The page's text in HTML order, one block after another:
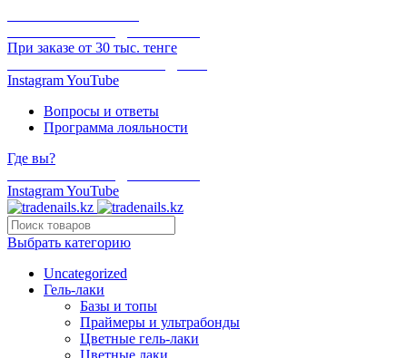
При заказе от 30 тыс. тенге
InstagramYouTube
Вопросы и ответы
Программа лояльности
Где вы?
InstagramYouTube
Выбрать категорию
Uncategorized
Гель-лаки
Базы и топы
Праймеры и ультрабонды
Цветные гель-лаки
Цветные лаки